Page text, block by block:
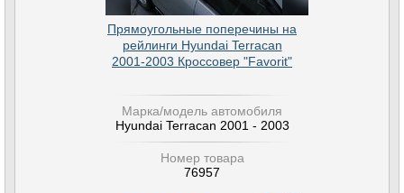
Прямоугольные поперечины на
рейлинги Hyundai Terracan
2001-2003 Кроссовер "Favorit"
Марка/модель автомобиля
Hyundai Terracan 2001 - 2003
Номер товара
76957